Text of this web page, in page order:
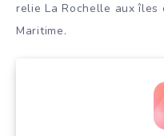
relie La Rochelle aux
Maritime.